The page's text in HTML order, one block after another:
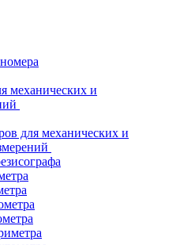
механических и
для механических и